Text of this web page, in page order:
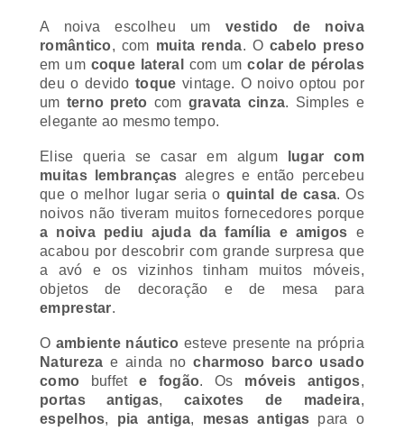
romântico
, commuita renda. Ocabelo preso
em umcoque lateralcom um colar de pérolas
deu o devido toquevintage. O noivo optou por
um terno pretocomgravata cinza. Simples e
elegante ao mesmo tempo.
muitas lembrançasalegres e então percebeu
que o melhor lugar seria oquintal de casa. Os
noivos não tiveram muitos fornecedores porque
a noiva pediu ajuda da família e amigose
acabou por descobrir com grande surpresa que
a avó e os vizinhos tinham muitos móveis,
objetos de decoração e de mesa para
emprestar.
Naturezae ainda nocharmoso barco usado
comobuffete fogão. Osmóveis antigos,
portas antigas,caixotes de madeira,
espelhos ,pia antiga,mesas antigaspara o
coquetel ao ao livre, entre outros objetos, foram